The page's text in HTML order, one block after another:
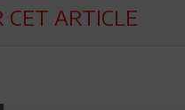
ARTICLE